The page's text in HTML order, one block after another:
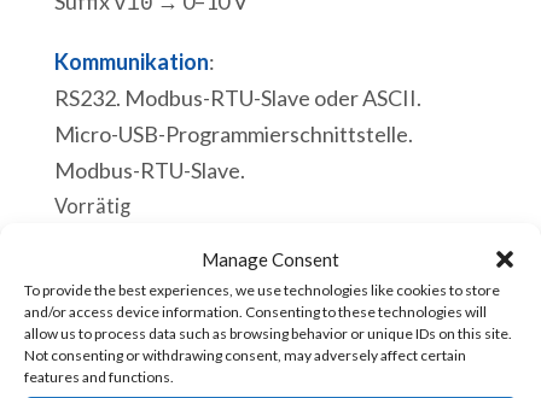
Manage Consent
To provide the best experiences, we use technologies like cookies to store
and/or access device information. Consenting to these technologies will
allow us to process data such as browsing behavior or unique IDs on this site.
Not consenting or withdrawing consent, may adversely affect certain
features and functions.
Kommunikation:
RS232. Modbus-RTU-Slave oder ASCII.
Micro-USB-Programmierschnittstelle.
Modbus-RTU-Slave.
Vorrätig
5150v5
SPS
12
In den Warenkorb
Artikelnummer: